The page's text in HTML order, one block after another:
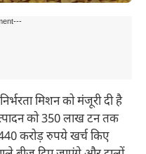
मिशन को मंजूरी दी है
को 350 लाख टन तक
करोड़ रुपये खर्च किए